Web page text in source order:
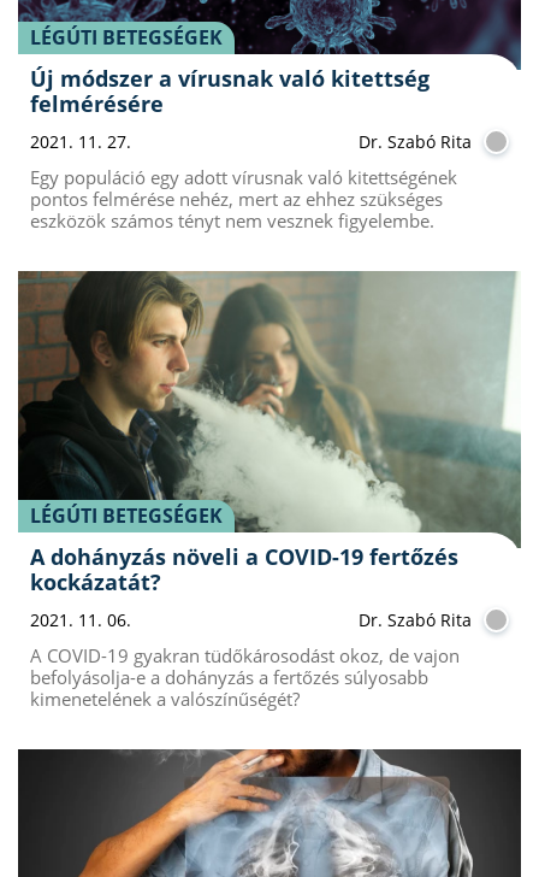
LÉGÚTI BETEGSÉGEK
Új módszer a vírusnak való kitettség
felmérésére
2021. 11. 27. Dr. Szabó Rita
Egy populáció egy adott vírusnak való kitettségének
pontos felmérése nehéz, mert az ehhez szükséges
eszközök számos tényt nem vesznek figyelembe.
LÉGÚTI BETEGSÉGEK
A dohányzás növeli a COVID-19 fertőzés
kockázatát?
2021. 11. 06. Dr. Szabó Rita
A COVID-19 gyakran tüdőkárosodást okoz, de vajon
befolyásolja-e a dohányzás a fertőzés súlyosabb
kimenetelének a valószínűségét?